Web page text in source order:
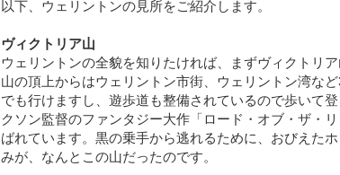
以下、ウェリントンの見所をご紹介します。
ヴィクトリア山
ウェリントンの全貌を知りたければ、まずヴィクトリ
山の頂上からはウェリントン市街、ウェリントン湾な
でも行けますし、遊歩道も整備されているので歩いて
クソン監督のファンタジー大作「ロード・オブ・ザ・
ばれています。黒の乗手から逃れるために、おびえた
みが、なんとこの山だったのです。